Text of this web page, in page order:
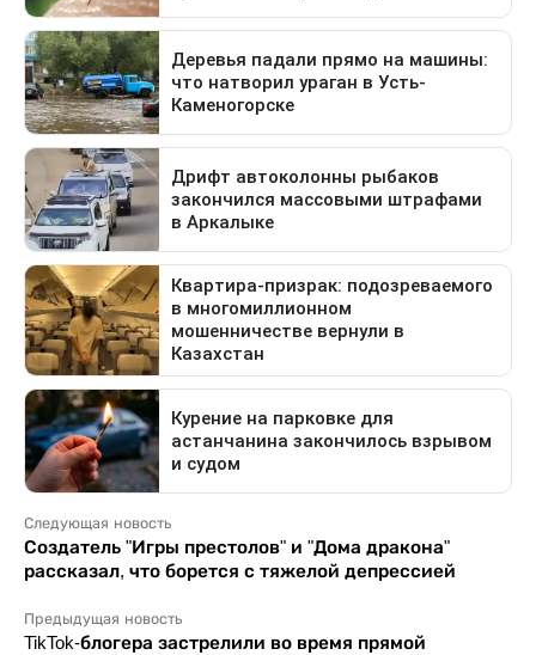
Следующая новость
Создатель "Игры престолов" и "Дома дракона"
рассказал, что борется с тяжелой депрессией
Предыдущая новость
TikTok-блогера застрелили во время прямой